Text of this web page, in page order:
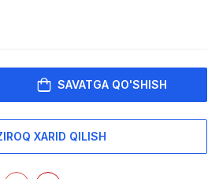
SAVATGA QO'SHISH
XARID QILISH